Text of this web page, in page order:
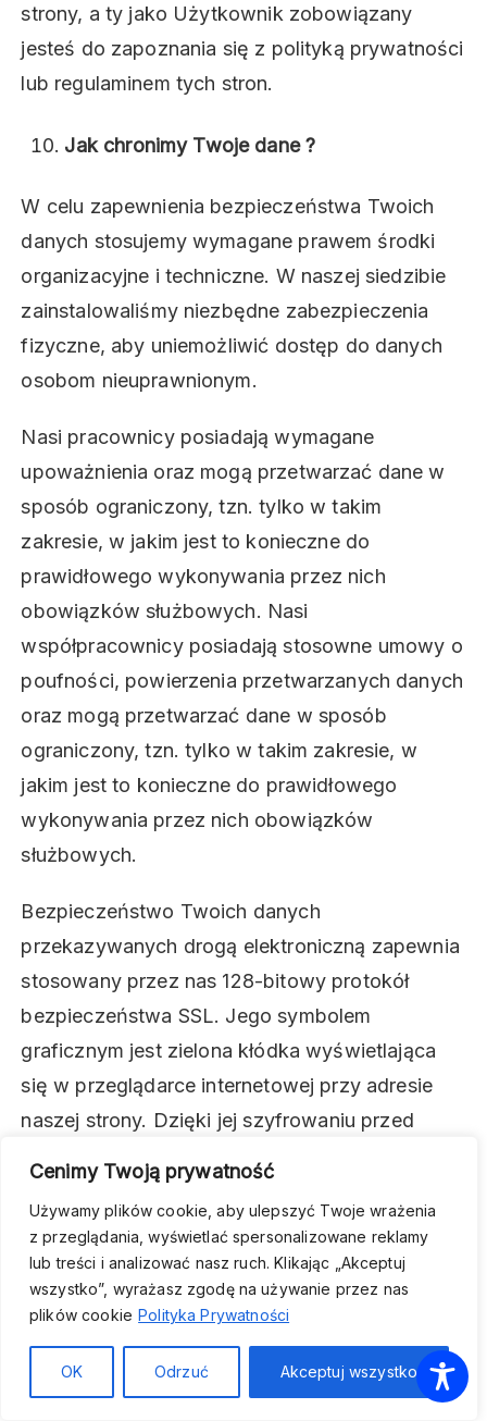
Cenimy Twoją prywatność
Używamy plików cookie, aby ulepszyć Twoje wrażenia
z przeglądania, wyświetlać spersonalizowane reklamy
lub treści i analizować nasz ruch. Klikając „Akceptuj
wszystko”, wyrażasz zgodę na używanie przez nas
plików cookie Polityka Prywatności
OK Odrzuć Akceptuj wszystko
strony, a ty jako Użytkownik zobowiązany
jesteś do zapoznania się z polityką prywatności
lub regulaminem tych stron.
Jak chronimy Twoje dane ?
W celu zapewnienia bezpieczeństwa Twoich
danych stosujemy wymagane prawem środki
organizacyjne i techniczne. W naszej siedzibie
zainstalowaliśmy niezbędne zabezpieczenia
fizyczne, aby uniemożliwić dostęp do danych
osobom nieuprawnionym.
Nasi pracownicy posiadają wymagane
upoważnienia oraz mogą przetwarzać dane w
sposób ograniczony, tzn. tylko w takim
zakresie, w jakim jest to konieczne do
prawidłowego wykonywania przez nich
obowiązków służbowych. Nasi
współpracownicy posiadają stosowne umowy o
poufności, powierzenia przetwarzanych danych
oraz mogą przetwarzać dane w sposób
ograniczony, tzn. tylko w takim zakresie, w
jakim jest to konieczne do prawidłowego
wykonywania przez nich obowiązków
służbowych.
Bezpieczeństwo Twoich danych
przekazywanych drogą elektroniczną zapewnia
stosowany przez nas 128-bitowy protokół
bezpieczeństwa SSL. Jego symbolem
graficznym jest zielona kłódka wyświetlająca
się w przeglądarce internetowej przy adresie
naszej strony. Dzięki jej szyfrowaniu przed
wchodzisz na naszą stronę, która nie została w
żaden sposób zmodyfikowana w trakcie, gdy
podróżowała do Ciebie przez Internet.
Pamiętaj że Ty jako Użytkownik powinieneś
jednocześnie dochować staranności w
zabezpieczeniu swoich danych osobowych